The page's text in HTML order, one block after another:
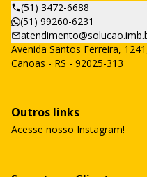
(51) 3472-6688
(51) 99260-6231
Avenida Santos Ferreira,
Canoas - RS - 92025-313
Outros links
Acesse nosso Instagram!